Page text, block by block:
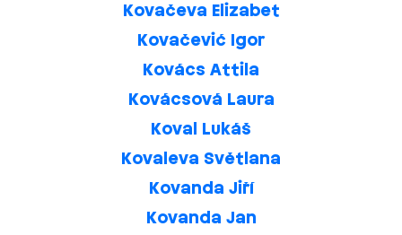
Kovačeva Elizabet
Kovačević Igor
Kovács Attila
Kovácsová Laura
Koval Lukáš
Kovaleva Světlana
Kovanda Jiří
Kovanda Jan